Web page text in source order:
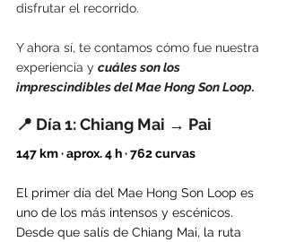
disfrutar el recorrido.
Y ahora sí, te contamos cómo fue nuestra
experiencia y cuáles son los
imprescindibles del Mae Hong Son Loop.
📍 Día 1: Chiang Mai → Pai
147 km · aprox. 4 h · 762 curvas
El primer día del Mae Hong Son Loop es
uno de los más intensos y escénicos.
Desde que salís de Chiang Mai, la ruta